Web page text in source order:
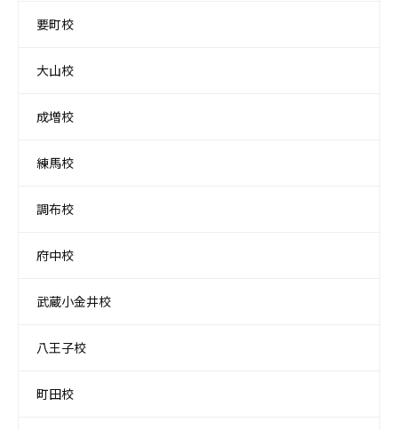
要町校
大山校
成増校
練馬校
調布校
府中校
武蔵小金井校
八王子校
町田校